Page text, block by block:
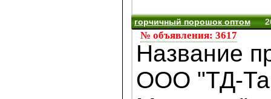
№ объявления: 3617
горчичный порошок оптом
Название
ООО "ТД-